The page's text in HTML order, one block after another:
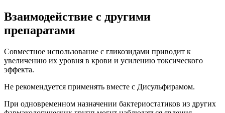
Взаимодействие с другими
препаратами
Совместное использование с гликозидами приводит к
увеличению их уровня в крови и усилению токсического
эффекта.
Не рекомендуется применять вместе с Дисульфирамом.
При одновременном назначении бактериостатиков из других